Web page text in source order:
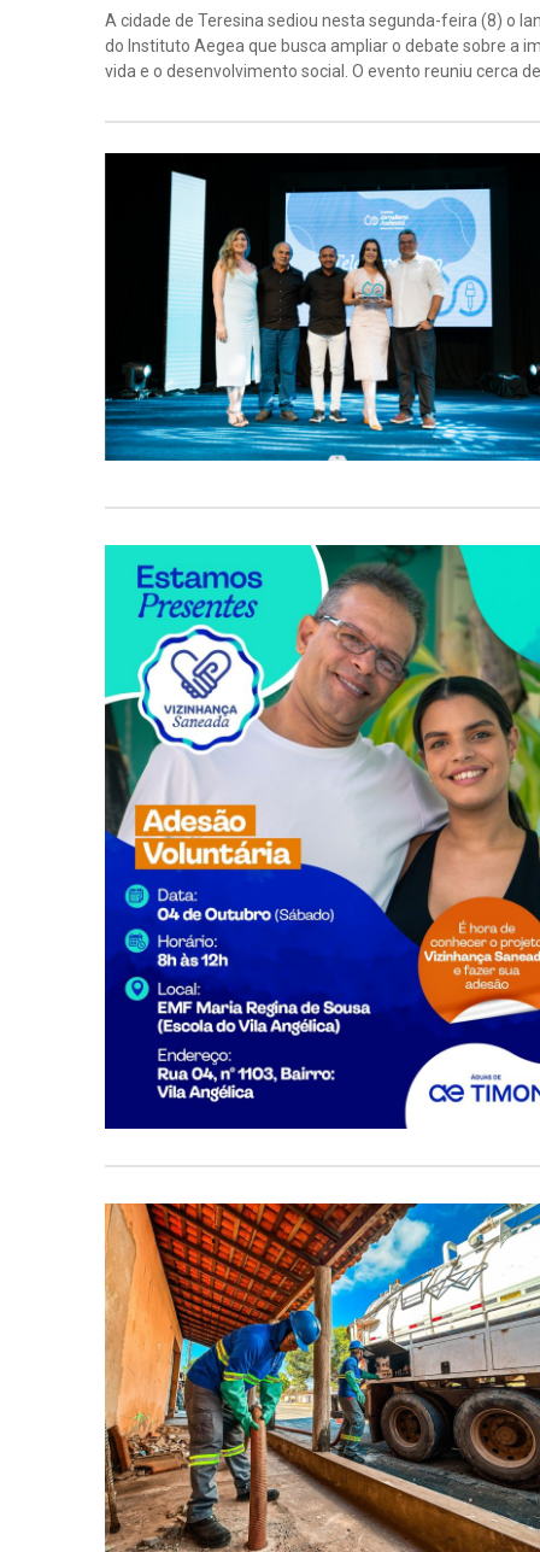
A cidade de Teresina sediou nesta segunda-feira (8) o
do Instituto Aegea que busca ampliar o debate sobre a
vida e o desenvolvimento social. O evento reuniu cerca